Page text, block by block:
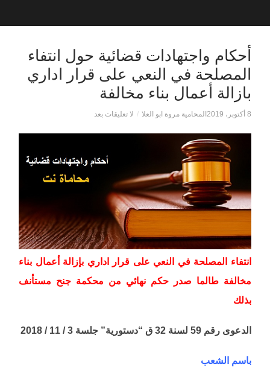
أحكام واجتهادات قضائية حول انتفاء
المصلحة في النعي على قرار اداري
بازالة أعمال بناء مخالفة
8 أكتوبر، 2019 المحامية مروة ابو العلا / لا تعليقات بعد
انتفاء المصلحة في النعي على قرار اداري بإزالة أعمال بناء
مخالفة طالما صدر حكم نهائي من محكمة جنح مستأنف
بذلك
الدعوى رقم 59 لسنة 32 ق “دستورية” جلسة 3 / 11 / 2018
باسم الشعب